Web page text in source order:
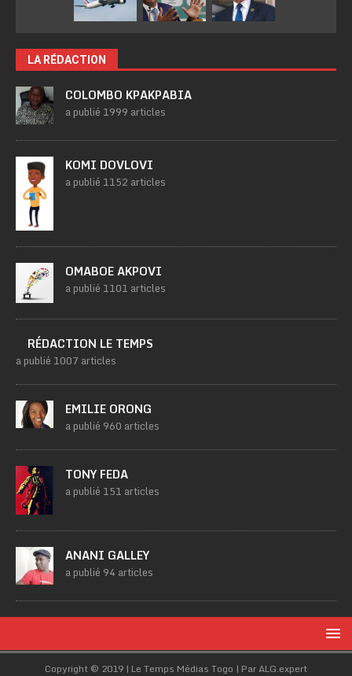
LA RÉDACTION
COLOMBO KPAKPABIA
a publié 1999 articles
KOMI DOVLOVI
a publié 1152 articles
OMABOE AKPOVI
a publié 1101 articles
RÉDACTION LE TEMPS
a publié 1007 articles
EMILIE ORONG
a publié 960 articles
TONY FEDA
a publié 151 articles
ANANI GALLEY
a publié 94 articles
Copyright © 2019 | Le Temps Médias Togo | Par ALG.expert